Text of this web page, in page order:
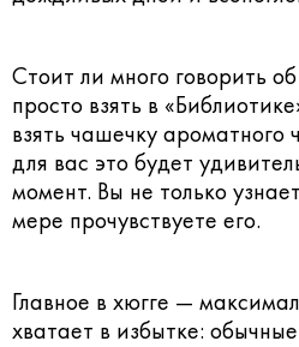
Стоит ли много говорить
просто взять в
взять чашечку ароматного
для вас это будет
момент. Вы не только
мере прочувствуете его.
Главное в хюгге —
хватает в избытке: